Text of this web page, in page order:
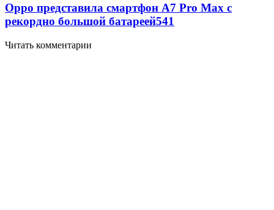
Oppo представила смартфон A7 Pro Max с
рекордно большой батареей541
Читать комментарии